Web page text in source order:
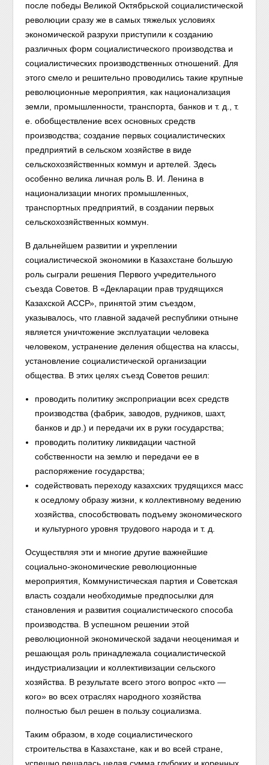
после победы Великой Октябрьской социалистической
революции сразу же в самых тяжелых условиях
экономической разрухи приступили к созданию
различных форм социалистического производства и
социалистических производственных отношений. Для
этого смело и решительно проводились такие крупные
революционные мероприятия, как национализация
земли, промышленности, транспорта, банков и т. д., т.
е. обобществление всех основных средств
производства; создание первых социалистических
предприятий в сельском хозяйстве в виде
сельскохозяйственных коммун и артелей. Здесь
особенно велика личная роль В. И. Ленина в
национализации многих промышленных,
транспортных предприятий, в создании первых
сельскохозяйственных коммун.
В дальнейшем развитии и укреплении
социалистической экономики в Казахстане большую
роль сыграли решения Первого учредительного
съезда Советов. В «Декларации прав трудящихся
Казахской АССР», принятой этим съездом,
указывалось, что главной задачей республики отныне
является уничтожение эксплуатации человека
человеком, устранение деления общества на классы,
установление социалистической организации
общества. В этих целях съезд Советов решил:
проводить политику экспроприации всех средств
производства (фабрик, заводов, рудников, шахт,
банков и др.) и передачи их в руки государства;
проводить политику ликвидации частной
собственности на землю и передачи ее в
распоряжение государства;
содействовать переходу казахских трудящихся масс
к оседлому образу жизни, к коллективному ведению
хозяйства, способствовать подъему экономического
и культурного уровня трудового народа и т. д.
Осуществляя эти и многие другие важнейшие
социально-экономические революционные
мероприятия, Коммунистическая партия и Советская
власть создали необходимые предпосылки для
становления и развития социалистического способа
производства. В успешном решении этой
революционной экономической задачи неоценимая и
решающая роль принадлежала социалистической
индустриализации и коллективизации сельского
хозяйства. В результате всего этого вопрос «кто —
кого» во всех отраслях народного хозяйства
полностью был решен в пользу социализма.
Таким образом, в ходе социалистического
строительства в Казахстане, как и во всей стране,